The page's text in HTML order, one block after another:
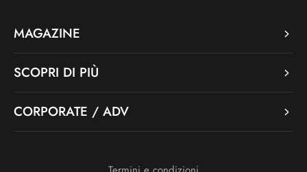
MAGAZINE
SCOPRI DI PIÙ
CORPORATE / ADV